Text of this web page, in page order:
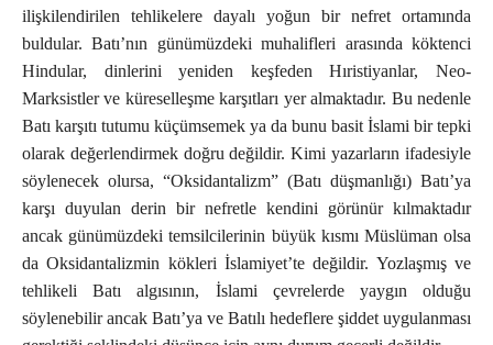
ilişkilendirilen tehlikelere dayalı yoğun bir nefret ortamında
buldular. Batı’nın günümüzdeki muhalifleri arasında köktenci
Hindular, dinlerini yeniden keşfeden Hıristiyanlar, Neo-
Marksistler ve küreselleşme karşıtları yer almaktadır. Bu nedenle
Batı karşıtı tutumu küçümsemek ya da bunu basit İslami bir tepki
olarak değerlendirmek doğru değildir. Kimi yazarların ifadesiyle
söylenecek olursa, “Oksidantalizm” (Batı düşmanlığı) Batı’ya
karşı duyulan derin bir nefretle kendini görünür kılmaktadır
ancak günümüzdeki temsilcilerinin büyük kısmı Müslüman olsa
da Oksidantalizmin kökleri İslamiyet’te değildir. Yozlaşmış ve
tehlikeli Batı algısının, İslami çevrelerde yaygın olduğu
söylenebilir ancak Batı’ya ve Batılı hedeflere şiddet uygulanması